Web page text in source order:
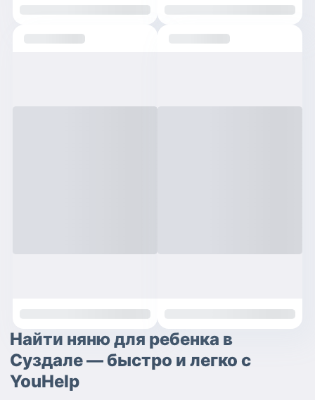
Найти няню для ребенка в
Суздале — быстро и легко с
YouHelp